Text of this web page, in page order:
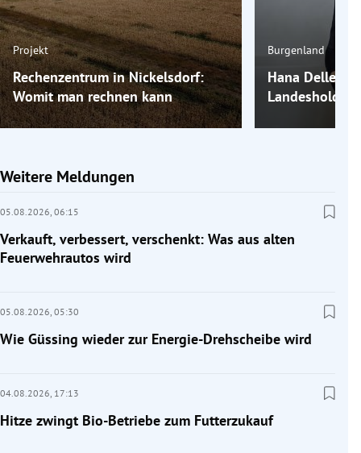
Projekt
Rechenzentrum in Nickelsdorf:
Womit man rechnen kann
Burgenland
Hana
Weitere Meldungen
05.08.2026, 06:15
Verkauft, verbessert, verschenkt: Was aus alten
Feuerwehrautos wird
05.08.2026, 05:30
Wie Güssing wieder zur Energie-Drehscheibe wird
04.08.2026, 17:13
Hitze zwingt Bio-Betriebe zum Futterzukauf